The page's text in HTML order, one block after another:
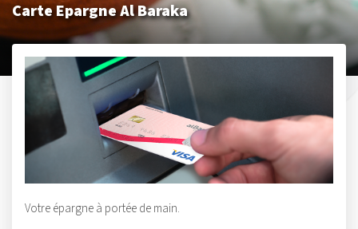
Carte Epargne Al Baraka
Votre épargne à portée de main.